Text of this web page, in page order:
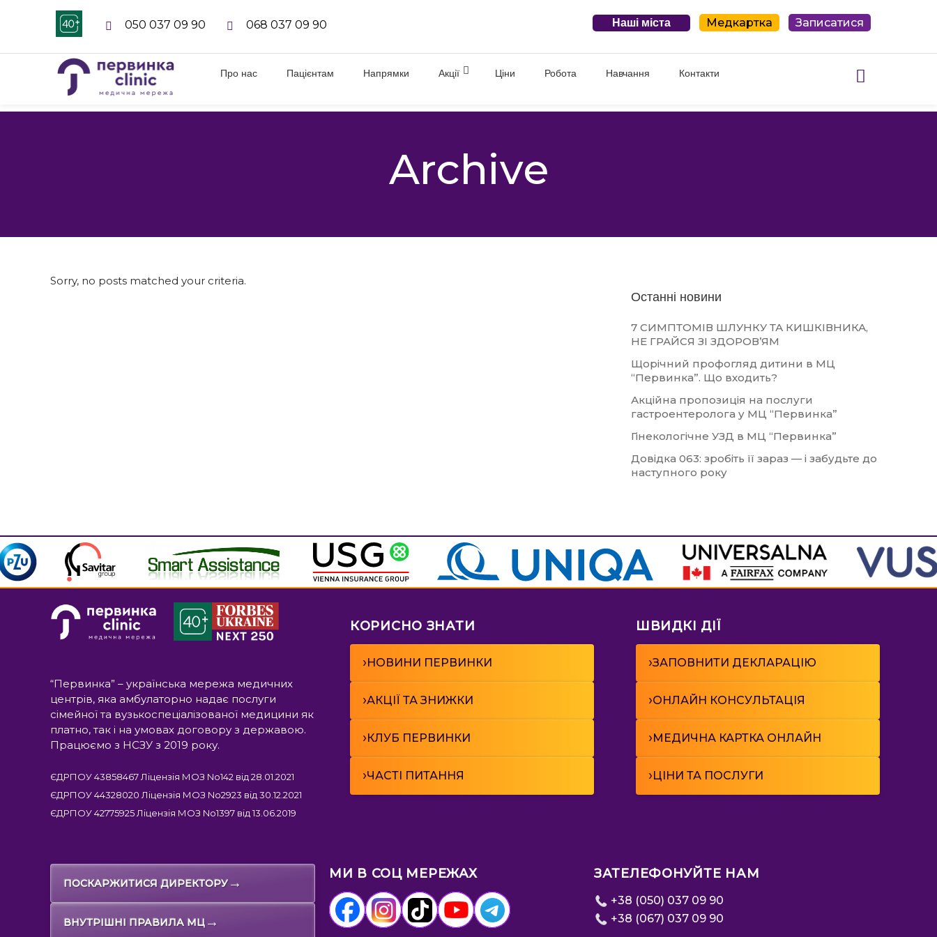
050 037 09 90 068 037 09 90 Наші міста Медкартка Записатися
Про нас Пацієнтам Напрямки Акції Ціни Робота Навчання Контакти
Archive
Sorry, no posts matched your criteria.
Останні новини
7 СИМПТОМІВ ШЛУНКУ ТА КИШКІВНИКА,
НЕ ГРАЙСЯ ЗІ ЗДОРОВ’ЯМ
Щорічний профогляд дитини в МЦ
“Первинка”. Що входить?
Акційна пропозиція на послуги
гастроентеролога у МЦ “Первинка”
Гінекологічне УЗД в МЦ “Первинка”
Довідка 063: зробіть її зараз — і забудьте до
наступного року
“Первинка” – українська мережа медичних
центрів, яка амбулаторно надає послуги
сімейної та вузькоспеціалізованої медицини як
платно, так і на умовах договору з державою.
Працюємо з НСЗУ з 2019 року.
ЄДРПОУ 43858467 Ліцензія МОЗ No142 від 28.01.2021
ЄДРПОУ 44328020 Ліцензія МОЗ No2923 від 30.12.2021
ЄДРПОУ 42775925 Ліцензія МОЗ No1397 від 13.06.2019
КОРИСНО ЗНАТИ
›НОВИНИ ПЕРВИНКИ
›АКЦІЇ ТА ЗНИЖКИ
›КЛУБ ПЕРВИНКИ
›ЧАСТІ ПИТАННЯ
ШВИДКІ ДІЇ
›ЗАПОВНИТИ ДЕКЛАРАЦІЮ
›ОНЛАЙН КОНСУЛЬТАЦІЯ
›МЕДИЧНА КАРТКА ОНЛАЙН
›ЦІНИ ТА ПОСЛУГИ
ПОСКАРЖИТИСЯ ДИРЕКТОРУ→
ВНУТРІШНІ ПРАВИЛА МЦ→
МИ В СОЦ МЕРЕЖАХ ЗАТЕЛЕФОНУЙТЕ НАМ
+38 (050) 037 09 90
+38 (067) 037 09 90